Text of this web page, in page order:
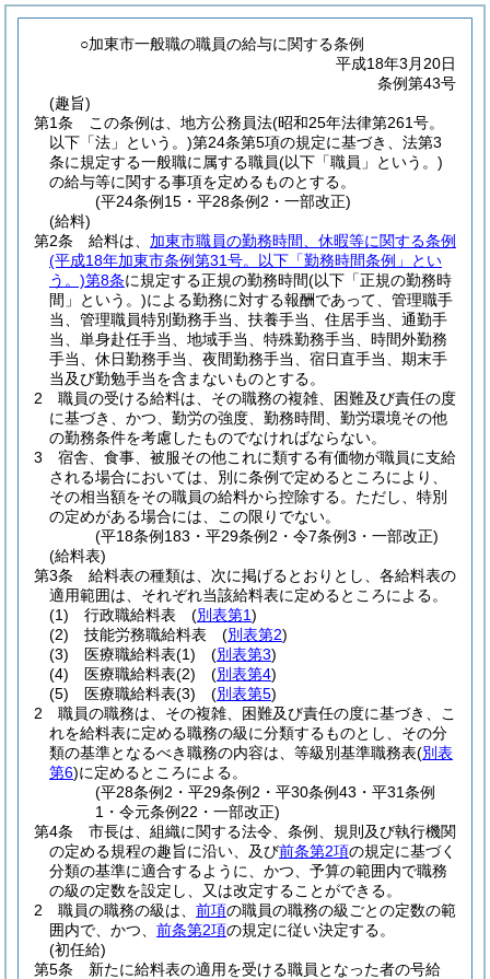
○加東市一般職の職員の給与に関する条例
平成18年3月20日
条例第43号
(趣旨)
第1条
この条例は、地方公務員法(昭和25年法律第261号。
以下「法」という。)第24条第5項の規定に基づき、法第3
条に規定する一般職に属する職員(以下「職員」という。)
の給与等に関する事項を定めるものとする。
(平24条例15・平28条例2・一部改正)
(給料)
第2条
給料は、 加東市職員の勤務時間、休暇等に関する条例
(平成18年加東市条例第31号。以下「勤務時間条例」とい
う。)第8条に規定する正規の勤務時間(以下「正規の勤務時
間」という。)による勤務に対する報酬であって、管理職手
当、管理職員特別勤務手当、扶養手当、住居手当、通勤手
当、単身赴任手当、地域手当、特殊勤務手当、時間外勤務
手当、休日勤務手当、夜間勤務手当、宿日直手当、期末手
当及び勤勉手当を含まないものとする。
2
職員の受ける給料は、その職務の複雑、困難及び責任の度
に基づき、かつ、勤労の強度、勤務時間、勤労環境その他
の勤務条件を考慮したものでなければならない。
3
宿舎、食事、被服その他これに類する有価物が職員に支給
される場合においては、別に条例で定めるところにより、
その相当額をその職員の給料から控除する。 ただし、特別
の定めがある場合には、この限りでない。
(平18条例183・平29条例2・令7条例3・一部改正)
(給料表)
第3条
給料表の種類は、次に掲げるとおりとし、各給料表の
適用範囲は、それぞれ当該給料表に定めるところによる。
(1)
行政職給料表 (別表第1)
(2)
技能労務職給料表 (別表第2)
(3)
医療職給料表(1) (別表第3)
(4)
医療職給料表(2) (別表第4)
(5)
医療職給料表(3) (別表第5)
2
職員の職務は、その複雑、困難及び責任の度に基づき、こ
れを給料表に定める職務の級に分類するものとし、その分
類の基準となるべき職務の内容は、等級別基準職務表(別表
第6)に定めるところによる。
(平28条例2・平29条例2・平30条例43・平31条例
1・令元条例22・一部改正)
第4条
市長は、組織に関する法令、条例、規則及び執行機関
の定める規程の趣旨に沿い、及び前条第2項の規定に基づく
分類の基準に適合するように、かつ、予算の範囲内で職務
の級の定数を設定し、又は改定することができる。
2
職員の職務の級は、 前項の職員の職務の級ごとの定数の範
囲内で、かつ、 前条第2項の規定に従い決定する。
(初任給)
第5条
新たに給料表の適用を受ける職員となった者の号給